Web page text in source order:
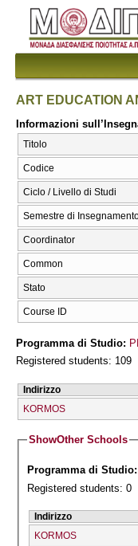
ART EDUCATION
Informazioni
Titolo
Codice
Ciclo / Livello di Studi
Semestre di
Coordinator
Common
Stato
Course ID
Programma di Studio:
Registered students: 109
Indirizzo
KORMOS
ShowOther Schools
Programma di
Registered students: 0
Indirizzo
KORMOS